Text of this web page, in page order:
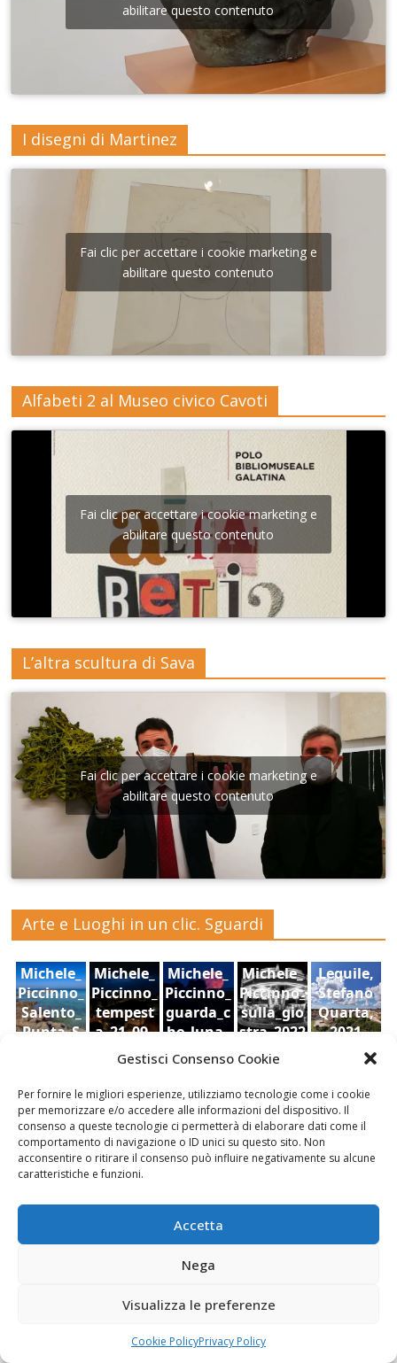
Gestisci Consenso Cookie
Per fornire le migliori esperienze, utilizziamo tecnologie come i cookie
per memorizzare e/o accedere alle informazioni del dispositivo. Il
consenso a queste tecnologie ci permetterà di elaborare dati come il
comportamento di navigazione o ID unici su questo sito. Non
acconsentire o ritirare il consenso può influire negativamente su alcune
caratteristiche e funzioni.
Accetta
Nega
Visualizza le preferenze
Cookie PolicyPrivacy Policy
abilitare questo contenuto
I disegni di Martinez
Fai clic per accettare i cookie marketing e
abilitare questo contenuto
Alfabeti 2 al Museo civico Cavoti
Fai clic per accettare i cookie marketing e
abilitare questo contenuto
L’altra scultura di Sava
Fai clic per accettare i cookie marketing e
abilitare questo contenuto
Arte e Luoghi in un clic. Sguardi
Michele_
Piccinno_
Salento_
Punta_S
Michele_
Piccinno_
tempest
a_21_09_
2022
Michele_
Piccinno_
guarda_c
he_luna_
Michele_
Piccinno_
sulla_gio
stra_2022
Lequile,
Stefano
Quarta,
2021
dell'antic
o
castello
di Aidone
(Enna),
Dario
Bottaro
di
Modica
dal
Castello
della
contea ,
Vespo
Sara Foti
Sciavalie
re
Le Stanze di Arte e Luoghi | Albergo diffuso
della Cultura
abilitare questo contenuto